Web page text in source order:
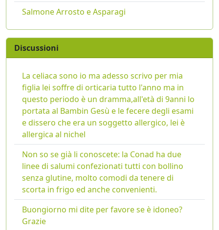
Salmone Arrosto e Asparagi
Discussioni
La celiaca sono io ma adesso scrivo per mia
figlia lei soffre di orticaria tutto l'anno ma in
questo periodo è un dramma,all'età di 9anni lo
portata al Bambin Gesù e le fecere degli esami
e dissero che era un soggetto allergico, lei è
allergica al nichel
Non so se già li conoscete: la Conad ha due
linee di salumi confezionati tutti con bollino
senza glutine, molto comodi da tenere di
scorta in frigo ed anche convenienti.
Buongiorno mi dite per favore se è idoneo?
Grazie